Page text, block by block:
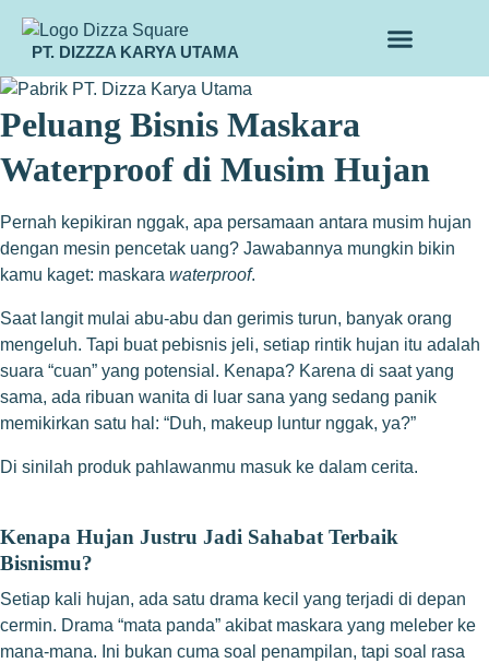
PT. DIZZZA KARYA UTAMA
Peluang Bisnis Maskara
Waterproof di Musim Hujan
Pernah kepikiran nggak, apa persamaan antara musim hujan
dengan mesin pencetak uang? Jawabannya mungkin bikin
kamu kaget: maskara waterproof.
Saat langit mulai abu-abu dan gerimis turun, banyak orang
mengeluh. Tapi buat pebisnis jeli, setiap rintik hujan itu adalah
suara “cuan” yang potensial. Kenapa? Karena di saat yang
sama, ada ribuan wanita di luar sana yang sedang panik
memikirkan satu hal: “Duh, makeup luntur nggak, ya?”
Di sinilah produk pahlawanmu masuk ke dalam cerita.
Kenapa Hujan Justru Jadi Sahabat Terbaik
Bisnismu?
Setiap kali hujan, ada satu drama kecil yang terjadi di depan
cermin. Drama “mata panda” akibat maskara yang meleber ke
mana-mana. Ini bukan cuma soal penampilan, tapi soal rasa